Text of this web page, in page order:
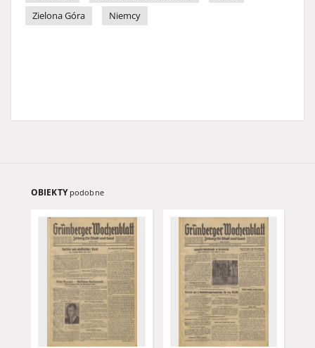
Zielona Góra
Niemcy
OBIEKTY podobne